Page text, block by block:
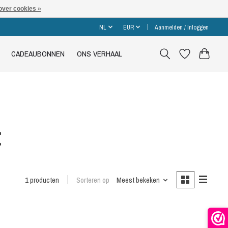
NL EUR Aanmelden / Inloggen
CADEAUBONNEN ONS VERHAAL
1 producten Sorteren op Meest bekeken
cookies »